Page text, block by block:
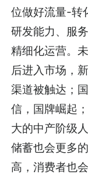
位做好流量-转
研发能力、服
精细化运营。
后进入市场，
渠道被触达；
信，国牌崛起
大的中产阶级
储蓄也会更多
高，消费者也